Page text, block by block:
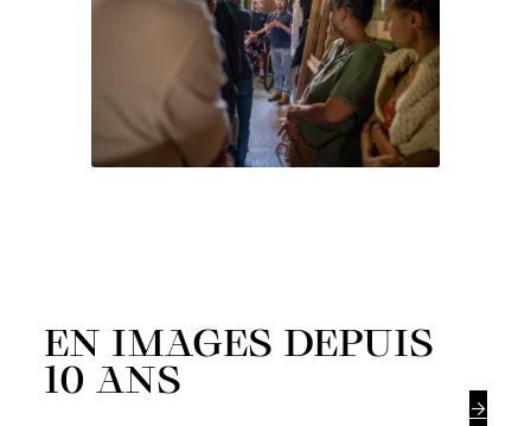
EN IMAGES DEPUIS
10 ANS
